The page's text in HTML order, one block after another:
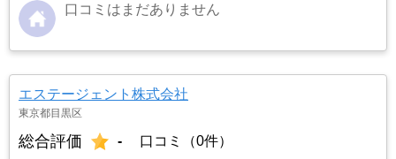
口コミはまだありません
エステージェント株式会社
東京都目黒区
総合評価 - 口コミ（0件）